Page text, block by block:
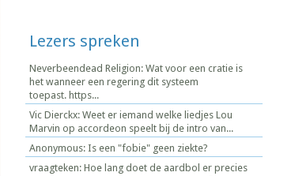
Lezers spreken
Neverbeendead Religion: Wat voor een cratie is
het wanneer een regering dit systeem
toepast. https...
Vic Dierckx: Weet er iemand welke liedjes Lou
Marvin op accordeon speelt bij de intro van...
Anonymous: Is een "fobie" geen ziekte?
vraagteken: Hoe lang doet de aardbol er precies